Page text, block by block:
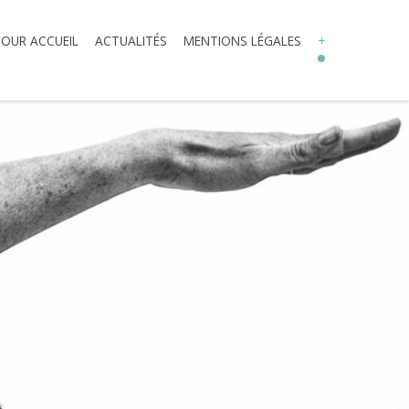
ACCUEIL ACTUALITÉS MENTIONS LÉGALES +